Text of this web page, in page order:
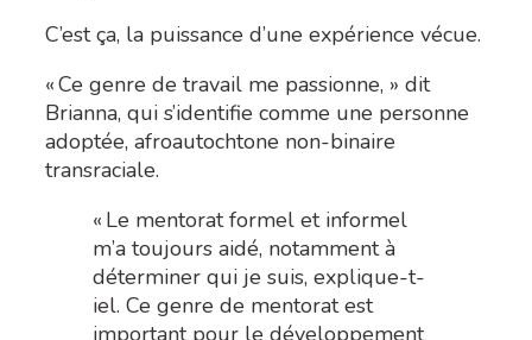
C’est ça, la puissance d’une expérience vécue.
« Ce genre de travail me passionne, » dit
Brianna, qui s’identifie comme une personne
adoptée, afroautochtone non-binaire
transraciale.
« Le mentorat formel et informel
m’a toujours aidé, notamment à
déterminer qui je suis, explique-t-
iel. Ce genre de mentorat est
important pour le développement